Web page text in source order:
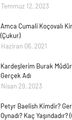
Temmuz 12, 2023
Amca Cumali Koçovalı
(Çukur)
Haziran 06, 2021
Kardeşlerim Burak
Gerçek Adı
Nisan 29, 2023
Petyr Baelish Kimdir?
Oynadı? Kaç